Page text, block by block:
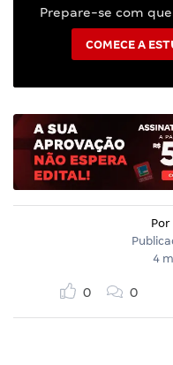
Prepare-se com
COMECE A
Por
4
0 0